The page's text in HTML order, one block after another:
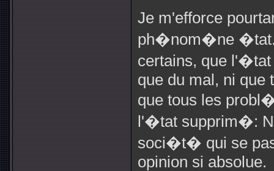
Je m'efforce
ph�nom�ne �tat.
certains, que l'�tat
que du mal, ni que
que tous les
l'�tat supprim�:
soci�t� qui se
opinion si absolue.